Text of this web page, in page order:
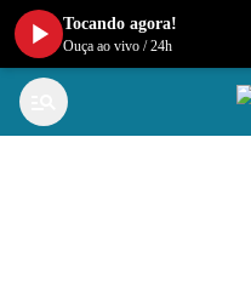
Tocando agora!
Ouça ao vivo /24h